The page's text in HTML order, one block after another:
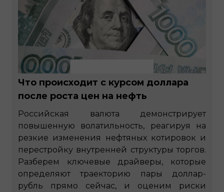
Что происходит с курсом доллара
после роста цен на нефть
Российская валюта демонстрирует
повышенную волатильность, реагируя на
резкие изменения нефтяных котировок и
перестройку внутренней структуры торгов.
Разберем ключевые драйверы, которые
определяют траекторию пары доллар-
рубль прямо сейчас, и оценим риски